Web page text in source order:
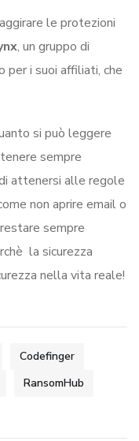
le protezioni
, un gruppo di
per i suoi affiliati, che
si può leggere
sempre
attenersi alle regole
non aprire email o
sempre
la sicurezza
nella vita reale!
Codefinger
RansomHub